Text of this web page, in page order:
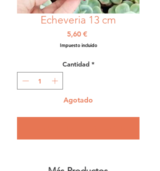
Echeveria 13 cm
5,60 €Precio
Impuesto incluido
Cantidad *
Agotado